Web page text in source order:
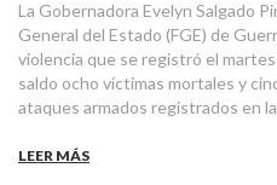
La Gobernadora Evelyn Salgado
General del Estado (FGE) de
violencia que se registró el
saldo ocho víctimas mortales y
ataques armados registrados en la
LEER MÁS